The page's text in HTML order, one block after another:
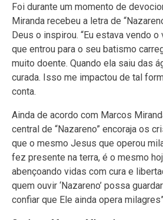
Foi durante um momento de
Miranda recebeu a letra de
Deus o inspirou. “Eu estava vendo
que entrou para o seu batismo
muito doente. Quando ela saiu das
curada. Isso me impactou de tal
conta.
Ainda de acordo com Marcos
central de “Nazareno” encoraja os
que o mesmo Jesus que operou
fez presente na terra, é o mesmo
abençoando vidas com cura e
quem ouvir ‘Nazareno’ possa
confiar que Ele ainda opera